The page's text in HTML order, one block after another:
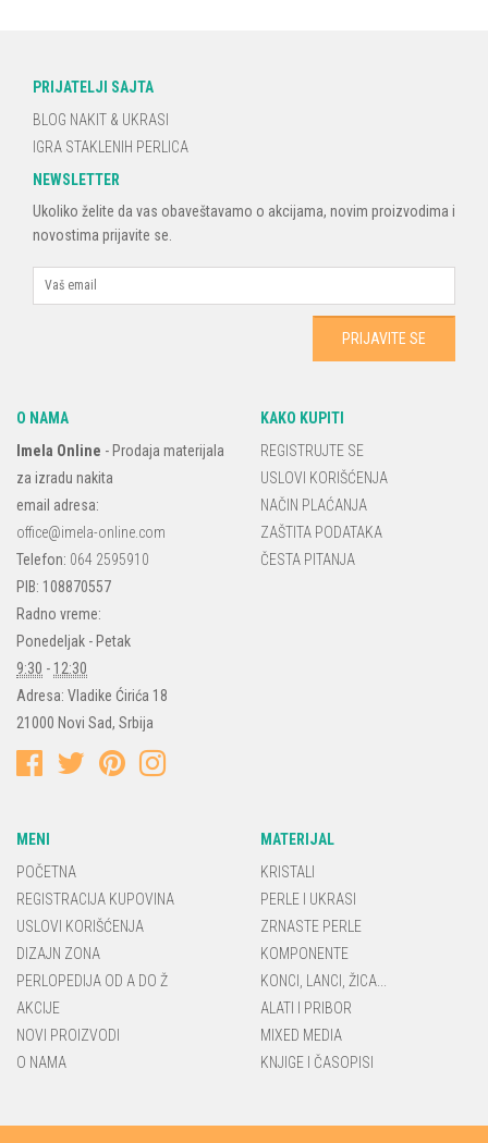
PRIJATELJI SAJTA
BLOG NAKIT & UKRASI
IGRA STAKLENIH PERLICA
NEWSLETTER
Ukoliko želite da vas obaveštavamo o akcijama, novim proizvodima i
novostima prijavite se.
O NAMA
Imela Online - Prodaja materijala
za izradu nakita
email adresa:
office@imela-online.com
Telefon: 064 2595910
PIB: 108870557
Radno vreme:
Ponedeljak - Petak
9:30 - 12:30
Adresa: Vladike Ćirića 18
21000 Novi Sad, Srbija
KAKO KUPITI
REGISTRUJTE SE
USLOVI KORIŠĆENJA
NAČIN PLAĆANJA
ZAŠTITA PODATAKA
ČESTA PITANJA
MENI
POČETNA
REGISTRACIJA KUPOVINA
USLOVI KORIŠĆENJA
DIZAJN ZONA
PERLOPEDIJA OD A DO Ž
AKCIJE
NOVI PROIZVODI
O NAMA
MATERIJAL
KRISTALI
PERLE I UKRASI
ZRNASTE PERLE
KOMPONENTE
KONCI, LANCI, ŽICA...
ALATI I PRIBOR
MIXED MEDIA
KNJIGE I ČASOPISI